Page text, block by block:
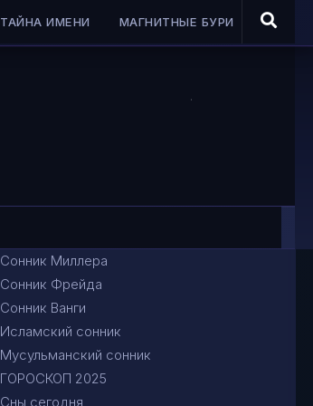
ТАЙНА ИМЕНИ МАГНИТНЫЕ БУРИ
Сонник Миллера
Сонник Фрейда
Сонник Ванги
Исламский сонник
Мусульманский сонник
ГОРОСКОП 2025
Сны сегодня